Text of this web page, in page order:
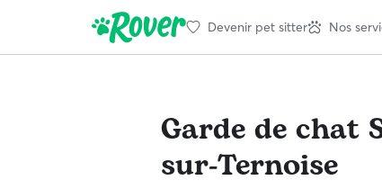
Devenir pet sitter Nos
Garde de chat
sur-Ternoise